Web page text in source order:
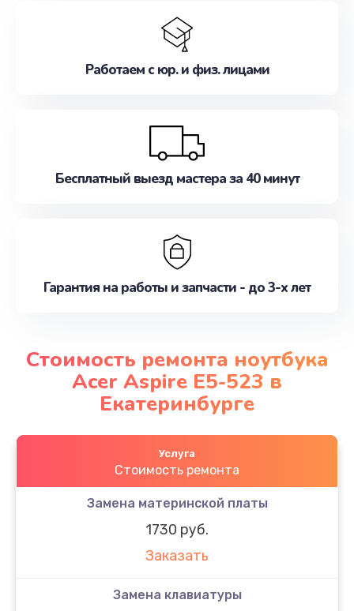
Работаем с юр. и физ. лицами
Бесплатный выезд мастера за 40 минут
Гарантия на работы и запчасти - до 3-х лет
Стоимость ремонта ноутбука
Acer Aspire E5-523 в
Екатеринбурге
Услуга
Стоимость ремонта
Замена материнской платы
1730 руб.
Заказать
Замена клавиатуры